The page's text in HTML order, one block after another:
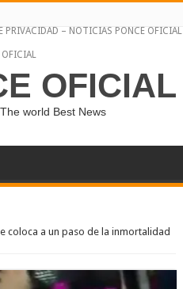
PRIVACIDAD – NOTICIAS PONCE OFICIAL
OFICIAL
The world Best News
coloca a un paso de la inmortalidad